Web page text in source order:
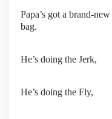
Papa’s got a brand-new
bag.
He’s doing the Jerk,
He’s doing the Fly,